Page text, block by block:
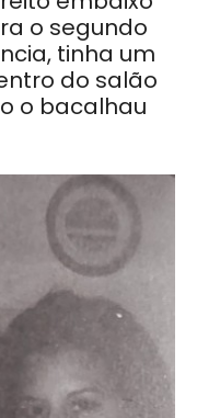
o segundo
tinha um
do salão
o bacalhau